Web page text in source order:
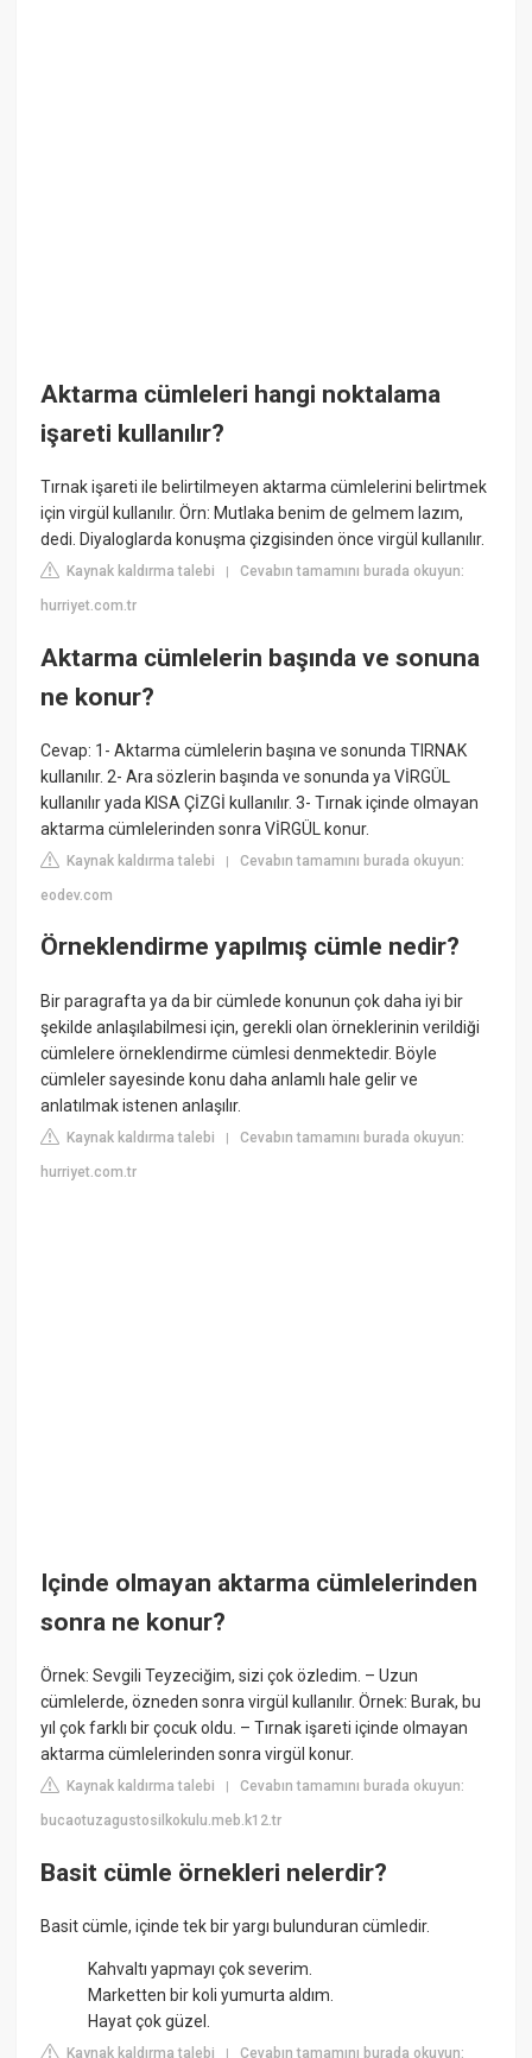
Aktarma cümleleri hangi noktalama
işareti kullanılır?
Tırnak işareti ile belirtilmeyen aktarma cümlelerini belirtmek
için virgül kullanılır. Örn: Mutlaka benim de gelmem lazım,
dedi. Diyaloglarda konuşma çizgisinden önce virgül kullanılır.
Kaynak kaldırma talebi |Cevabın tamamını burada okuyun:
hurriyet.com.tr
Aktarma cümlelerin başında ve sonuna
ne konur?
Cevap: 1- Aktarma cümlelerin başına ve sonunda TIRNAK
kullanılır. 2- Ara sözlerin başında ve sonunda ya VİRGÜL
kullanılır yada KISA ÇİZGİ kullanılır. 3- Tırnak içinde olmayan
aktarma cümlelerinden sonra VİRGÜL konur.
Kaynak kaldırma talebi |Cevabın tamamını burada okuyun:
eodev.com
Örneklendirme yapılmış cümle nedir?
Bir paragrafta ya da bir cümlede konunun çok daha iyi bir
şekilde anlaşılabilmesi için, gerekli olan örneklerinin verildiği
cümlelere örneklendirme cümlesi denmektedir. Böyle
cümleler sayesinde konu daha anlamlı hale gelir ve
anlatılmak istenen anlaşılır.
Kaynak kaldırma talebi |Cevabın tamamını burada okuyun:
hurriyet.com.tr
Içinde olmayan aktarma cümlelerinden
sonra ne konur?
Örnek: Sevgili Teyzeciğim, sizi çok özledim. – Uzun
cümlelerde, özneden sonra virgül kullanılır. Örnek: Burak, bu
yıl çok farklı bir çocuk oldu. – Tırnak işareti içinde olmayan
aktarma cümlelerinden sonra virgül konur.
Kaynak kaldırma talebi |Cevabın tamamını burada okuyun:
bucaotuzagustosilkokulu.meb.k12.tr
Basit cümle örnekleri nelerdir?
Basit cümle, içinde tek bir yargı bulunduran cümledir.
Kahvaltı yapmayı çok severim.
Marketten bir koli yumurta aldım.
Hayat çok güzel.
Kaynak kaldırma talebi |Cevabın tamamını burada okuyun: